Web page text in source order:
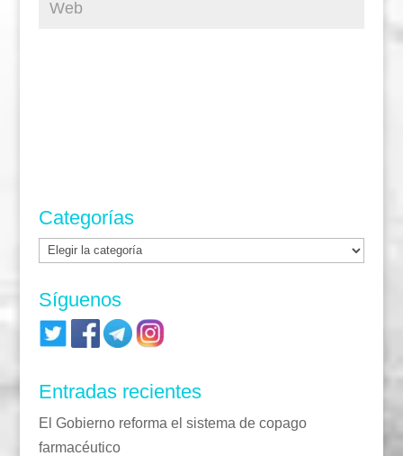
Categorías
Categorías
Síguenos
Entradas recientes
El Gobierno reforma el sistema de copago
farmacéutico